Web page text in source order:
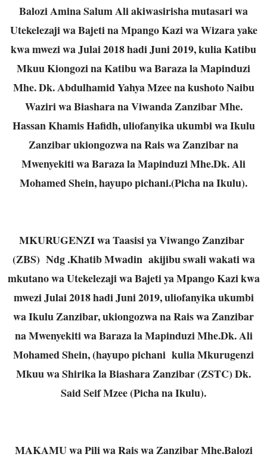
Balozi Amina Salum Ali akiwasirisha mutasari wa
Utekelezaji wa Bajeti na Mpango Kazi wa Wizara yake
kwa mwezi wa Julai 2018 hadi Juni 2019, kulia Katibu
Mkuu Kiongozi na Katibu wa Baraza la Mapinduzi
Mhe. Dk. Abdulhamid Yahya Mzee na kushoto Naibu
Waziri wa Biashara na Viwanda Zanzibar Mhe.
Hassan Khamis Hafidh, uliofanyika ukumbi wa Ikulu
Zanzibar ukiongozwa na Rais wa Zanzibar na
Mwenyekiti wa Baraza la Mapinduzi Mhe.Dk. Ali
Mohamed Shein, hayupo pichani.(Picha na Ikulu).
MKURUGENZI wa Taasisi ya Viwango Zanzibar
(ZBS) Ndg .Khatib Mwadin akijibu swali wakati wa
mkutano wa Utekelezaji wa Bajeti ya Mpango Kazi kwa
mwezi Julai 2018 hadi Juni 2019, uliofanyika ukumbi
wa Ikulu Zanzibar, ukiongozwa na Rais wa Zanzibar
na Mwenyekiti wa Baraza la Mapinduzi Mhe.Dk. Ali
Mohamed Shein, (hayupo pichani kulia Mkurugenzi
Mkuu wa Shirika la Biashara Zanzibar (ZSTC) Dk.
Said Seif Mzee (Picha na Ikulu).
MAKAMU wa Pili wa Rais wa Zanzibar Mhe.Balozi